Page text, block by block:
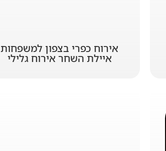
אירוח כפרי בצפון למשפחות
איילת השחר אירוח גלילי